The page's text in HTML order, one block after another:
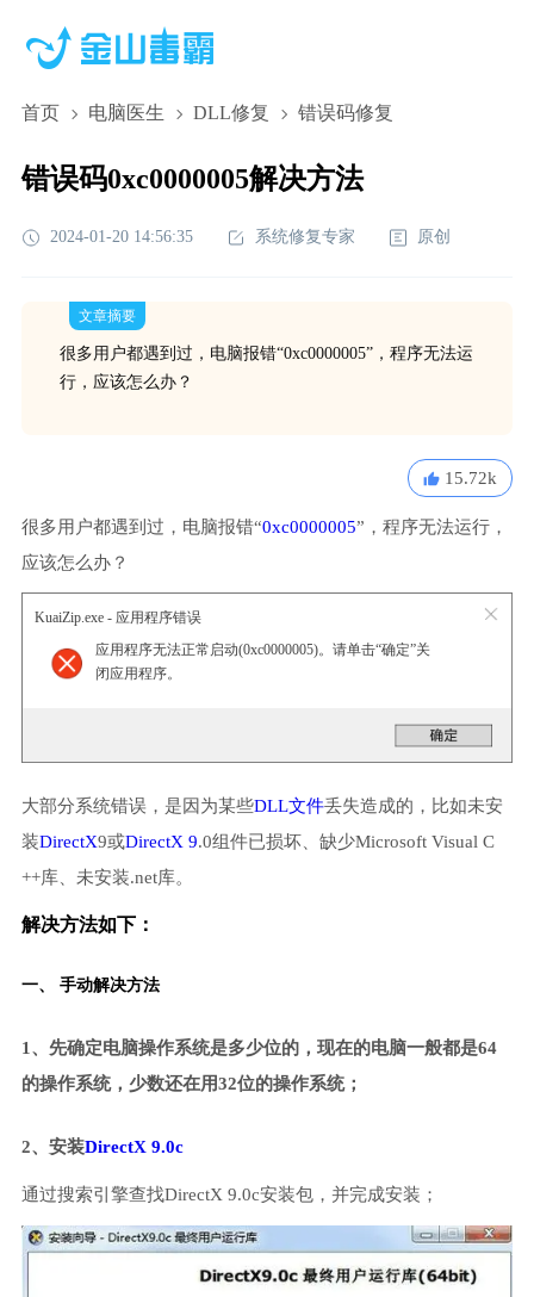
首页 电脑医生 DLL修复 错误码修复
错误码0xc0000005解决方法
2024-01-20 14:56:35 系统修复专家 原创
文章摘要
很多用户都遇到过，电脑报错“0xc0000005”，程序无法运
行，应该怎么办？
15.72k
很多用户都遇到过，电脑报错“0xc0000005”，程序无法运行，
应该怎么办？
KuaiZip.exe - 应用程序错误
应用程序无法正常启动(0xc0000005)。请单击“确定”关
闭应用程序。
大部分系统错误，是因为某些DLL文件丢失造成的，比如未安
装DirectX9或DirectX 9.0组件已损坏、缺少Microsoft Visual C
++库、未安装.net库。
解决方法如下：
一、 手动解决方法
1、先确定电脑操作系统是多少位的，现在的电脑一般都是64
的操作系统，少数还在用32位的操作系统；
2、安装DirectX 9.0c
通过搜索引擎查找DirectX 9.0c安装包，并完成安装；